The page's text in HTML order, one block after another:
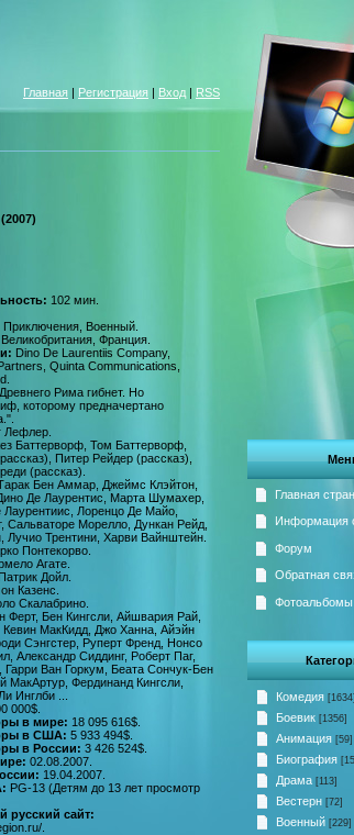
Главная | Регистрация | Вход | RSS
Главная
Информация
Форум
Обратная
Фотоальбомы
Комедия [1634]
Боевик [1356]
Анимация [59]
Биография
Драма [113]
Вестерн [72]
Военный [229]
102 мин.
Приключения, Военный.
Франция.
Dino De Laurentiis Company,
Quinta Communications,
Рима гибнет. Но
которому предначертано
Лефлер.
Баттерворф, Том Баттерворф,
Питер Рейдер (рассказ),
(рассказ).
Бен Аммар, Джеймс Клэйтон,
Де Лаурентис, Марта Шумахер,
Лоренцо Де Майо,
Сальваторе Морелло, Дункан Рейд,
Лучио Трентини, Харви Вайнштейн.
Понтекорво.
Агате.
Патрик Дойл.
Казенс.
Скалабрино.
Ферт, Бен Кингсли, Айшвария Рай,
МакКидд, Джо Ханна, Айэйн
Сэнгстер, Руперт Френд, Нонсо
Александр Сиддинг, Роберт Паг,
Ван Горкум, Беата Сончук-Бен
Фердинанд Кингсли,
Инглби ...
000$.
в мире: 18 095 616$.
в США: 5 933 494$.
в России: 3 426 524$.
02.08.2007.
19.04.2007.
PG-13 (Детям до 13 лет просмотр
сайт:
.